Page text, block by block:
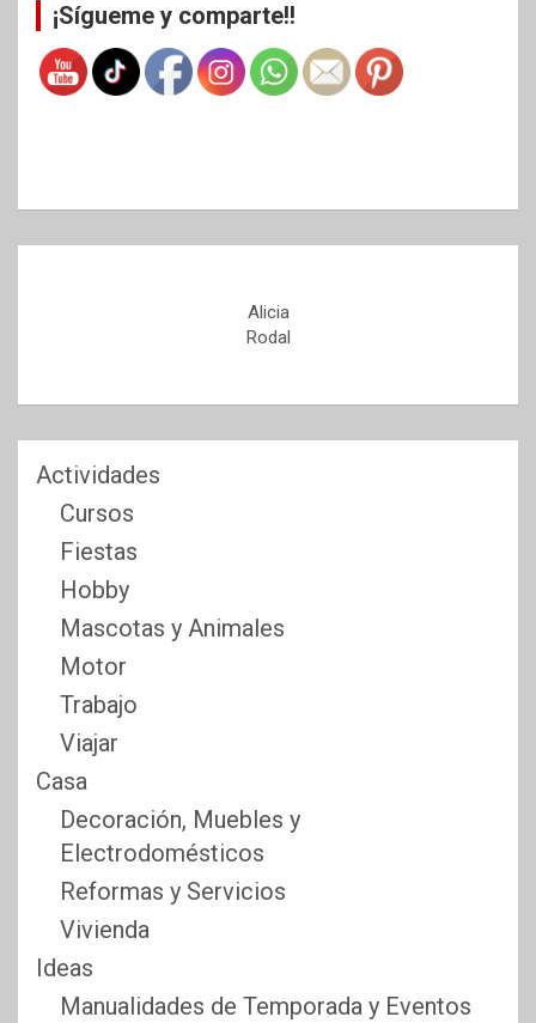
¡Sígueme y comparte!!
Alicia
Rodal
Actividades
Cursos
Fiestas
Hobby
Mascotas y Animales
Motor
Trabajo
Viajar
Casa
Decoración, Muebles y
Electrodomésticos
Reformas y Servicios
Vivienda
Ideas
Manualidades de Temporada y Eventos